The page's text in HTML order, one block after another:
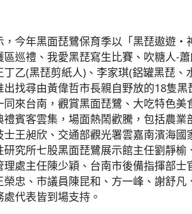
，今年黑面琵鷺保育季以「黑琵遨遊
區巡禮、我愛黑琵寫生比賽、吹糖人-
乙(黑琵剪紙人)、李家琪(鋁罐黑琵、
出找尋由黃偉哲市長親自野放的18隻
同來台南，觀賞黑面琵鷺、大吃特色美
禮賓客雲集，場面熱鬧歡騰，包括農
士王昶欣、交通部觀光署雲嘉南濱海
研究所七股黑面琵鷺展示館主任劉靜
理處主任陳少穎、台南市後備指揮部
榮忠、市議員陳昆和、方一峰、謝舒
代表皆到場支持。